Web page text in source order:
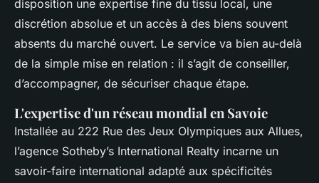
disposition une expertise fine du tissu local, une
discrétion absolue et un accès à des biens souvent
absents du marché ouvert. Le service va bien au-delà
de la simple mise en relation : il s’agit de conseiller,
d’accompagner, de sécuriser chaque étape.
L'expertise d'un réseau mondial en Savoie
Installée au 222 Rue des Jeux Olympiques aux Allues,
l’agence Sotheby’s International Realty incarne un
savoir-faire international adapté aux spécificités